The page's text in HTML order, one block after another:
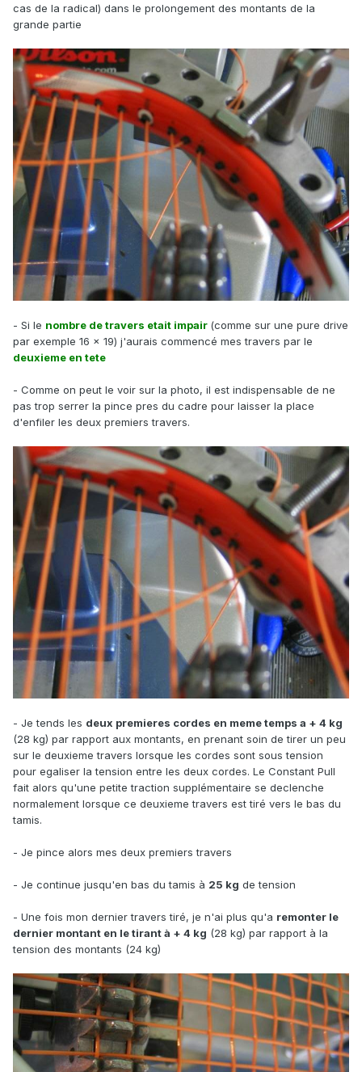
cas de la radical) dans le prolongement des montants de la
grande partie
- Si le nombre de travers etait impair (comme sur une pure drive
par exemple 16 x 19) j'aurais commencé mes travers par le
deuxieme en tete
- Comme on peut le voir sur la photo, il est indispensable de ne
pas trop serrer la pince pres du cadre pour laisser la place
d'enfiler les deux premiers travers.
- Je tends les deux premieres cordes en meme temps a + 4 kg
(28 kg) par rapport aux montants, en prenant soin de tirer un peu
sur le deuxieme travers lorsque les cordes sont sous tension
pour egaliser la tension entre les deux cordes. Le Constant Pull
fait alors qu'une petite traction supplémentaire se declenche
normalement lorsque ce deuxieme travers est tiré vers le bas du
tamis.
- Je pince alors mes deux premiers travers
- Je continue jusqu'en bas du tamis à 25 kg de tension
- Une fois mon dernier travers tiré, je n'ai plus qu'a remonter le
dernier montant en le tirant à + 4 kg (28 kg) par rapport à la
tension des montants (24 kg)